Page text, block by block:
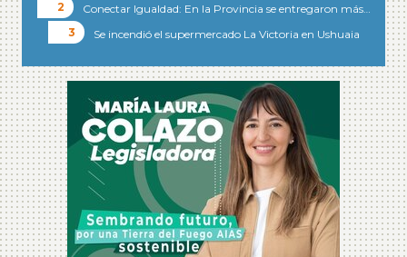
Conectar Igualdad: En la Provincia se entregaron más…
Se incendió el supermercado La Victoria en Ushuaia